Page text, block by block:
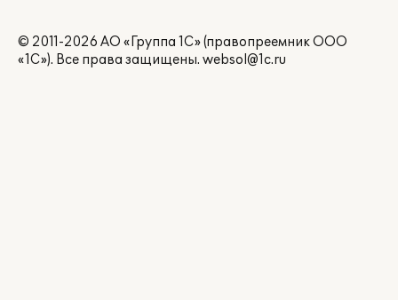
© 2011-2026 АО «Группа 1С» (правопреемник ООО
«1С»). Все права защищены. websol@1c.ru